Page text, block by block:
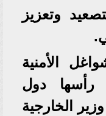
وتعزيز
الأمنية
رأسها دول
الخارجية